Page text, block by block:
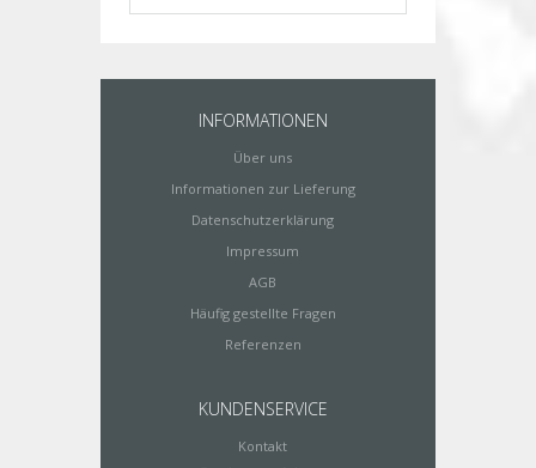
INFORMATIONEN
Über uns
Informationen zur Lieferung
Datenschutzerklärung
Impressum
AGB
Häufig gestellte Fragen
Referenzen
KUNDENSERVICE
Kontakt